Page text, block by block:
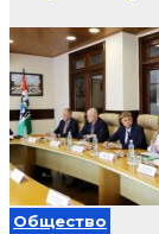
Общество